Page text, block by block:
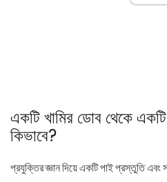
একটি খামির ডোব থেকে একটি
কিভাবে?
প্রযুক্তির জ্ঞান দিয়ে একটি পাই প্রস্তুতি এবং